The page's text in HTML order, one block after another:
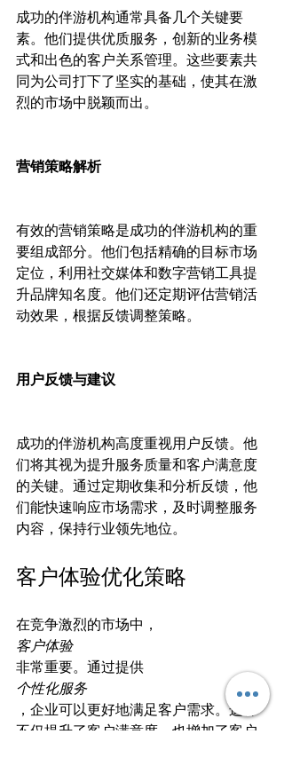
成功的伴游机构通常具备几个关键要
素。他们提供优质服务，创新的业务模
式和出色的客户关系管理。这些要素共
同为公司打下了坚实的基础，使其在激
烈的市场中脱颖而出。
营销策略解析
有效的营销策略是成功的伴游机构的重
要组成部分。他们包括精确的目标市场
定位，利用社交媒体和数字营销工具提
升品牌知名度。他们还定期评估营销活
动效果，根据反馈调整策略。
用户反馈与建议
成功的伴游机构高度重视用户反馈。他
们将其视为提升服务质量和客户满意度
的关键。通过定期收集和分析反馈，他
们能快速响应市场需求，及时调整服务
客户体验优化策略
在竞争激烈的市场中，
客户体验
非常重要。通过提供
个性化服务
，企业可以更好地满足客户需求。这样
不仅提升了客户满意度，也增加了客户